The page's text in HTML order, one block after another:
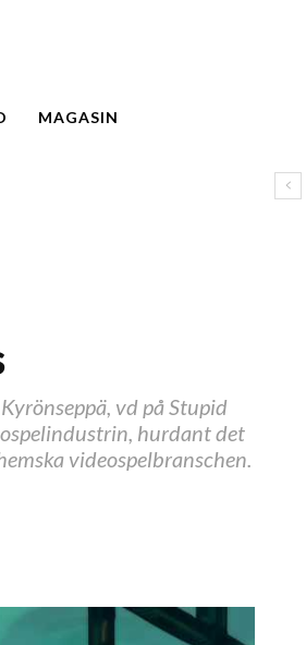
MAGASIN
vd på Stupid
hurdant det
videospelbranschen.